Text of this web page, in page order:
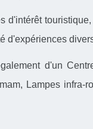
d'intérêt
d'expériences
d'un
Lampes infra-